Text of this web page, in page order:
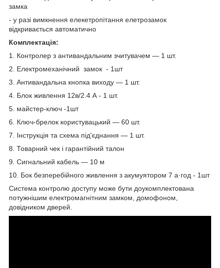
замка
- у разі вимкнення елекетропітання елетрозамок
відкривається автоматично
Комплектація:
1. Контролер з антивандальним зчитувачем — 1 шт.
2. Електромеханічний замок - 1шт
3. Антивандальна кнопка виходу — 1 шт.
4. Блок живлення 12в/2.4 А - 1 шт.
5. майстер-ключ -1шт
6. Ключ-брелок користувацький — 60 шт.
7. Інструкція та схема під'єднання — 1 шт.
8. Товарний чек і гарантійний талон
9. Сигнальний кабель — 10 м
10. Бок безперебійного живлення з акумуятором 7 а·год - 1шт
Система контролю доступу може бути доукомплектована
потужнішим електромагнітним замком, домофоном,
довідником дверей.